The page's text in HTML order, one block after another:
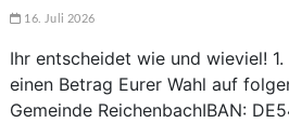
16. Juli 2026
Ihr entscheidet wie und wieviel!
einen Betrag Eurer Wahl auf
Gemeinde ReichenbachIBAN: